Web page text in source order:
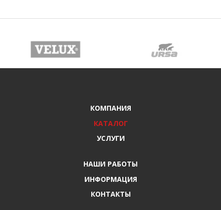
КОМПАНИЯ
КАТАЛОГ
УСЛУГИ
НАШИ РАБОТЫ
ИНФОРМАЦИЯ
КОНТАКТЫ